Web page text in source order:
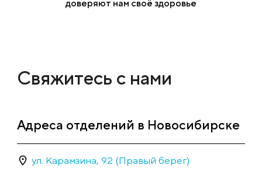
доверяют нам своё здоровье
Свяжитесь с нами
Адреса отделений в Новосибирске
ул. Карамзина, 92 (Правый берег)